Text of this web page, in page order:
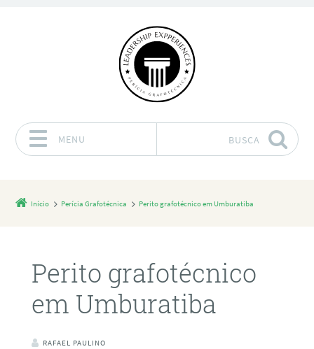
MENU BUSCA
Início Perícia Grafotécnica Perito grafotécnico em Umburatiba
Perito grafotécnico
em Umburatiba
RAFAEL PAULINO